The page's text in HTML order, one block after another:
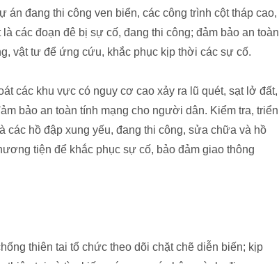
án đang thi công ven biển, các công trình cột tháp cao,
các đoạn đê bị sự cố, đang thi công; đảm bảo an toàn
vật tư để ứng cứu, khắc phục kịp thời các sự cố.
các khu vực có nguy cơ cao xảy ra lũ quét, sạt lở đất,
bảo an toàn tính mạng cho người dân. Kiểm tra, triển
các hồ đập xung yếu, đang thi công, sửa chữa và hồ
tiện để khắc phục sự cố, bảo đảm giao thông
thiên tai tổ chức theo dõi chặt chẽ diễn biến; kịp